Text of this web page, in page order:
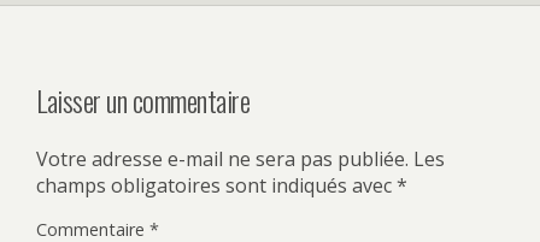
Laisser un commentaire
Votre adresse e-mail ne sera pas publiée. Les
champs obligatoires sont indiqués avec*
Commentaire *